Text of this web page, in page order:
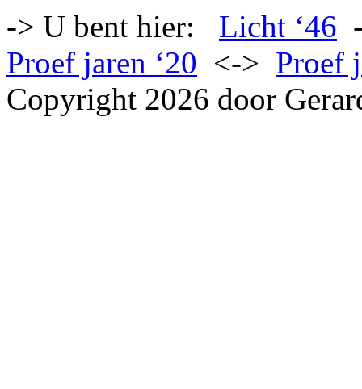
-> U bent hier: Licht ‘46
Proef jaren ‘20 <-> Proef
Copyright 2026 door